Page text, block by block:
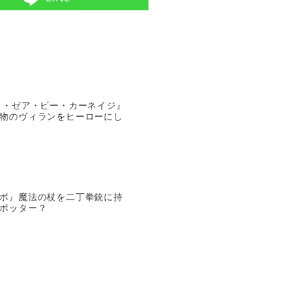
ゼア・ビー・カーネイジ』
のヴィランをヒーローにし
』魔法の杖を二丁拳銃に持
ッター？